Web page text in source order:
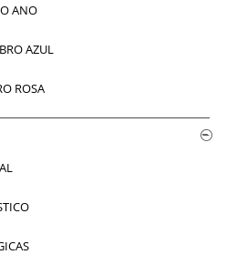
ANO
AZUL
ROSA